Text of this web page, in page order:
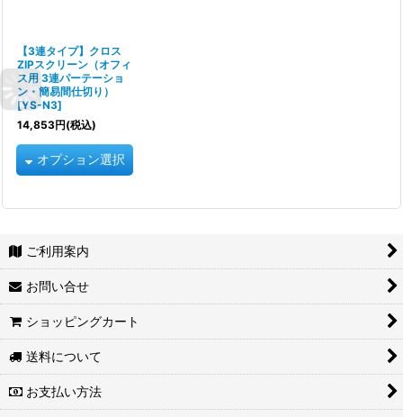
【3連タイプ】クロス
ZIPスクリーン（オフィ
ス用 3連パーテーショ
ン・簡易間仕切り）
[YS-N3]
14,853円(税込)
オプション選択
ご利用案内
お問い合せ
ショッピングカート
送料について
お支払い方法